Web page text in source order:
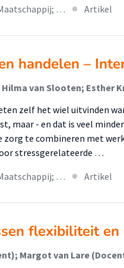
… Artikel
handelen –
zelf het wiel uitvinden
maar - en dat is veel
zorg te combineren met
stressgerelateerde …
… Artikel
flexibiliteit
Margot van Lare